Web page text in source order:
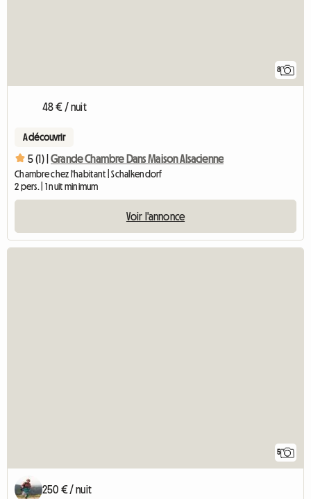
8
48 € / nuit
A découvrir
5 (1) | Grande Chambre Dans Maison Alsacienne
Chambre chez l'habitant | Schalkendorf
2 pers. | 1 nuit minimum
Voir l'annonce
5
250 € / nuit